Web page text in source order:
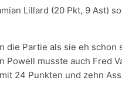
Lillard (20 Pkt, 9 Ast)
die Partie als sie eh
Powell musste auch Fred
24 Punkten und zehn